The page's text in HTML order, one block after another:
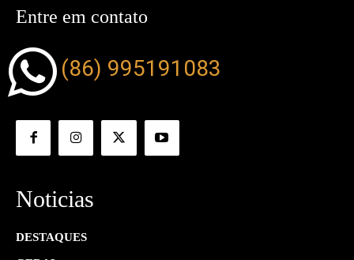
Entre em contato
(86) 995191083
Noticias
DESTAQUES